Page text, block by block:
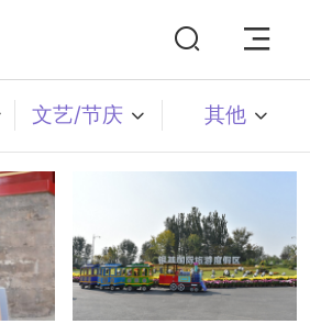
文艺/节庆 其他